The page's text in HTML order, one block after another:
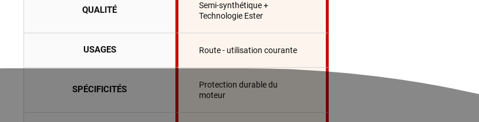
QUALITÉ
Semi-synthétique +
Technologie Ester
USAGES Route - utilisation courante
SPÉCIFICITÉS
Protection durable du
moteur